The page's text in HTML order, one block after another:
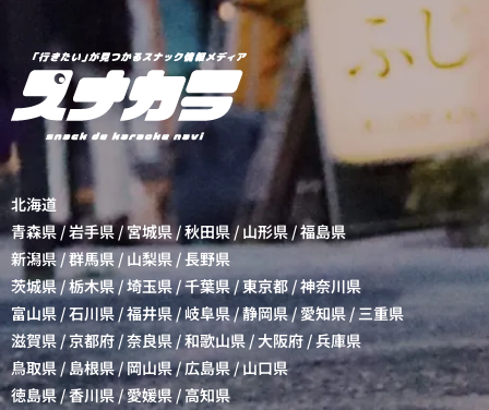
北海道
青森県/岩手県/宮城県/秋田県 / 山形県/福島県
新潟県/群馬県 / 山梨県 /長野県
茨城県 /栃木県/埼玉県/千葉県/東京都 /神奈川県
富山県 /石川県 /福井県/岐阜県/静岡県/愛知県/三重県
滋賀県/京都府/奈良県 /和歌山県/大阪府 /兵庫県
鳥取県 / 島根県/岡山県/広島県/山口県
徳島県/香川県/愛媛県 /高知県